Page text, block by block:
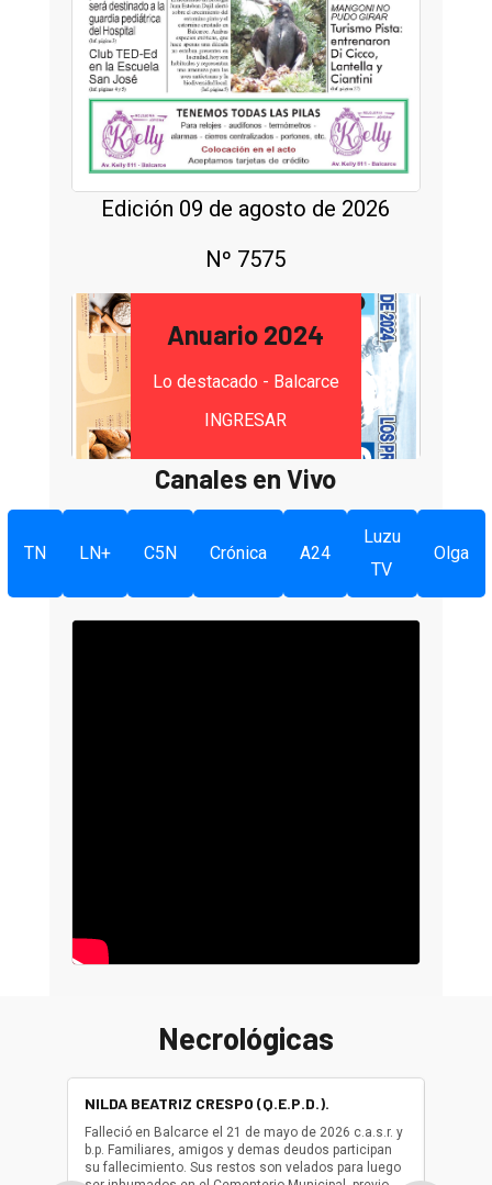
Edición 09 de agosto de 2026
Nº 7575
Anuario 2024
Lo destacado - Balcarce
INGRESAR
Canales en Vivo
TN LN+ C5N Crónica A24
Luzu
TV
Olga
Necrológicas
NILDA BEATRIZ CRESPO (Q.E.P.D.).
Falleció en Balcarce el 21 de mayo de 2026 c.a.s.r. y
b.p. Familiares, amigos y demas deudos participan
su fallecimiento. Sus restos son velados para luego